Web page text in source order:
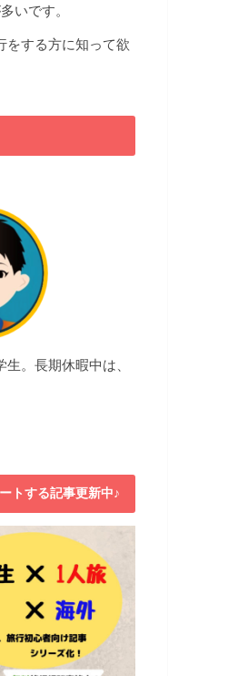
いです。
をする方に知って欲
。長期休暇中は、
トする記事更新中♪